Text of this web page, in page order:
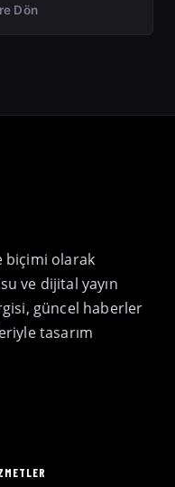
Dön
biçimi olarak
ve dijital yayın
güncel haberler
tasarım